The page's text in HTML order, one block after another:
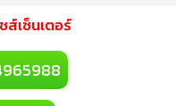
ส์เซ็นเตอร์